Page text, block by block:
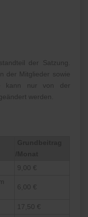
der Satzung.
der Mitglieder sowie
kann nur von der
werden.
9,00 €
6,00 €
17,50 €